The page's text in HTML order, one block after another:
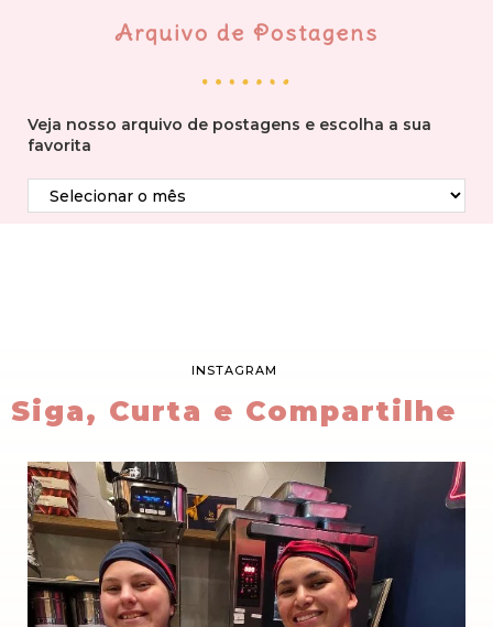
Arquivo de Postagens
Veja nosso arquivo de postagens e escolha a sua
favorita
INSTAGRAM
Siga, Curta e Compartilhe